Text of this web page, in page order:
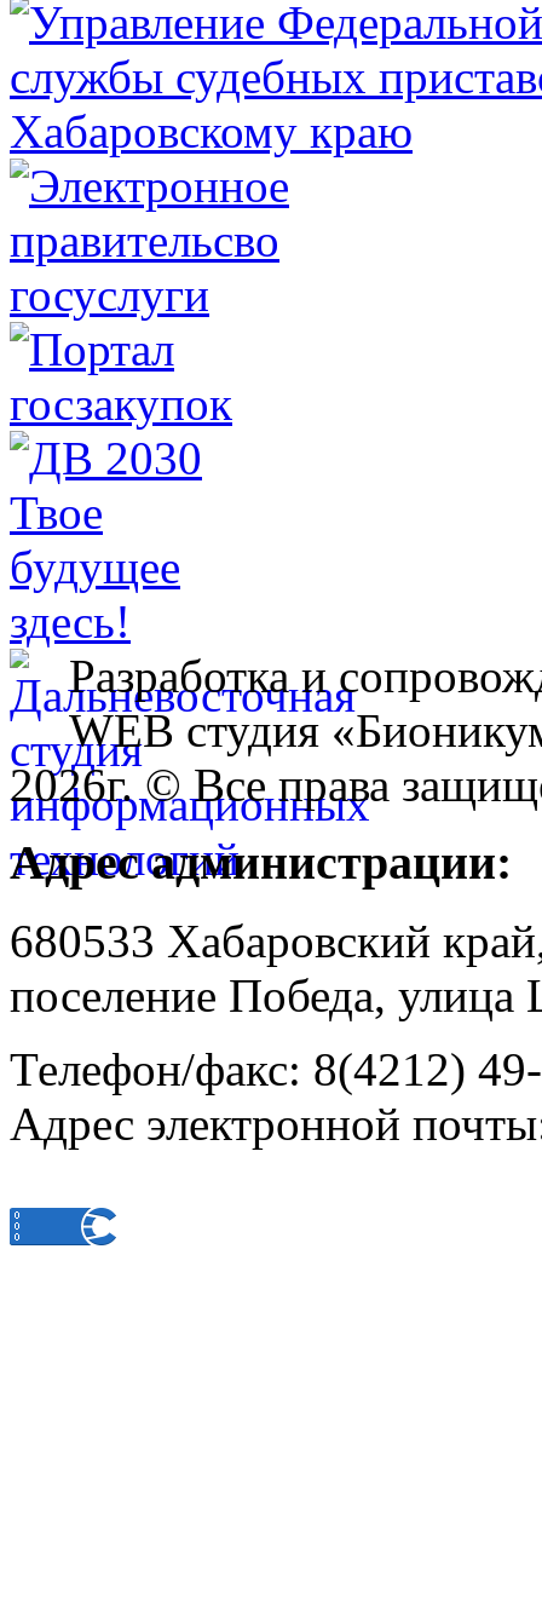
Разработка и
WEB студия
2026г. © Все права
Адрес администрации:
680533 Хабаровский
поселение Победа, улица
Телефон/факс: 8(4212)
Адрес электронной